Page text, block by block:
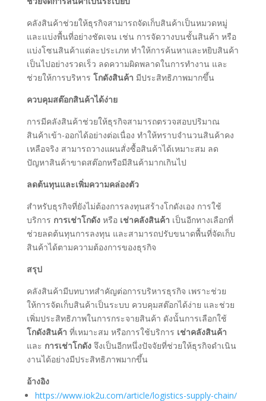
คลังสินค้าช่วยให้ธุรกิจสามารถจัดเก็บสินค้าเป็นหมวดหมู่
และแบ่งพื้นที่อย่างชัดเจน เช่น การจัดวางบนชั้นสินค้า หรือ
แบ่งโซนสินค้าแต่ละประเภท ทำให้การค้นหาและหยิบสินค้า
เป็นไปอย่างรวดเร็ว ลดความผิดพลาดในการทำงาน และ
ช่วยให้การบริหาร โกดังสินค้า มีประสิทธิภาพมากขึ้น
ควบคุมสต๊อกสินค้าได้ง่าย
การมีคลังสินค้าช่วยให้ธุรกิจสามารถตรวจสอบปริมาณ
สินค้าเข้า-ออกได้อย่างต่อเนื่อง ทำให้ทราบจำนวนสินค้าคง
เหลือจริง สามารถวางแผนสั่งซื้อสินค้าได้เหมาะสม ลด
ปัญหาสินค้าขาดสต๊อกหรือมีสินค้ามากเกินไป
ลดต้นทุนและเพิ่มความคล่องตัว
สำหรับธุรกิจที่ยังไม่ต้องการลงทุนสร้างโกดังเอง การใช้
บริการ การเช่าโกดังหรือ เช่าคลังสินค้า เป็นอีกทางเลือกที่
ช่วยลดต้นทุนการลงทุน และสามารถปรับขนาดพื้นที่จัดเก็บ
สินค้าได้ตามความต้องการของธุรกิจ
สรุป
คลังสินค้ามีบทบาทสำคัญต่อการบริหารธุรกิจ เพราะช่วย
ให้การจัดเก็บสินค้าเป็นระบบ ควบคุมสต๊อกได้ง่าย และช่วย
เพิ่มประสิทธิภาพในการกระจายสินค้า ดังนั้นการเลือกใช้
โกดังสินค้า ที่เหมาะสม หรือการใช้บริการ เช่าคลังสินค้า
และ การเช่าโกดังจึงเป็นอีกหนึ่งปัจจัยที่ช่วยให้ธุรกิจดำเนิน
งานได้อย่างมีประสิทธิภาพมากขึ้น
อ้างอิง
https://www.iok2u.com/article/logistics-supply-chain/